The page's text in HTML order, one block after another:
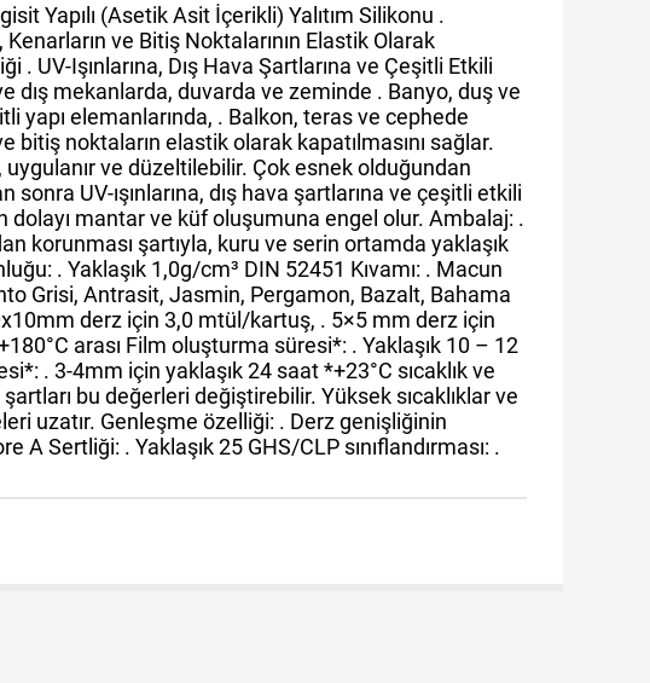
Yapılı (Asetik Asit İçerikli) Yalıtım Silikonu .
ve Bitiş Noktalarının Elastik Olarak
. UV-Işınlarına, Dış Hava Şartlarına ve Çeşitli Etkili
dış mekanlarda, duvarda ve zeminde . Banyo, duş ve
yapı elemanlarında, . Balkon, teras ve cephede
noktaların elastik olarak kapatılmasını sağlar.
uygulanır ve düzeltilebilir. Çok esnek olduğundan
UV-ışınlarına, dış hava şartlarına ve çeşitli etkili
dolayı mantar ve küf oluşumuna engel olur. Ambalaj: .
korunması şartıyla, kuru ve serin ortamda yaklaşık
. Yaklaşık 1,0g/cm³ DIN 52451 Kıvamı: . Macun
Grisi, Antrasit, Jasmin, Pergamon, Bazalt, Bahama
derz için 3,0 mtül/kartuş, . 5×5 mm derz için
arası Film oluşturma süresi*: . Yaklaşık 10 – 12
. 3-4mm için yaklaşık 24 saat *+23°C sıcaklık ve
bu değerleri değiştirebilir. Yüksek sıcaklıklar ve
uzatır. Genleşme özelliği: . Derz genişliğinin
Sertliği: . Yaklaşık 25 GHS/CLP sınıflandırması: .